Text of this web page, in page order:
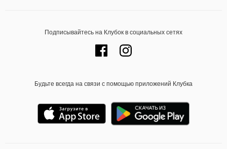
Подписывайтесь на Клубок в социальных сетях
Будьте всегда на связи с помощью приложений Клубка